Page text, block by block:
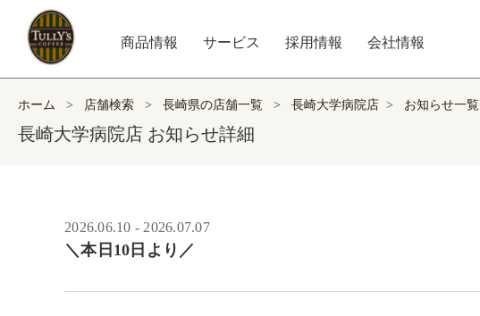
商品情報 サービス 採用情報 会社情報
ホーム > 店舗検索 > 長崎県の店舗一覧 > 長崎大学病院店 > お知らせ一覧
長崎大学病院店 お知らせ詳細
2026.06.10 - 2026.07.07
＼本日10日より／